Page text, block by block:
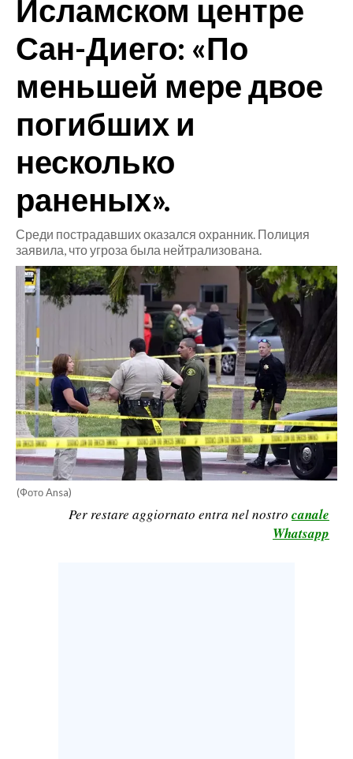
CRONACA
ITALIA
MONDO
POLITICA
ECONOMIA
SERVIZI ALLE IMPRESE
BANDI
SPORT IN SARDEGNA
RISULTATI E CLASSIFICHE
CALCIO
CALCIO REGIONALE
BASKET
VOLLEY
MOTORI
TENNIS
ALTRI SPORT
Исламском центре
Сан-Диего: «По
меньшей мере двое
погибших и
несколько
раненых».
Среди пострадавших оказался охранник. Полиция
заявила, что угроза была нейтрализована.
(Фото Ansa)
Per restare aggiornato entra nel nostro canale
Whatsapp